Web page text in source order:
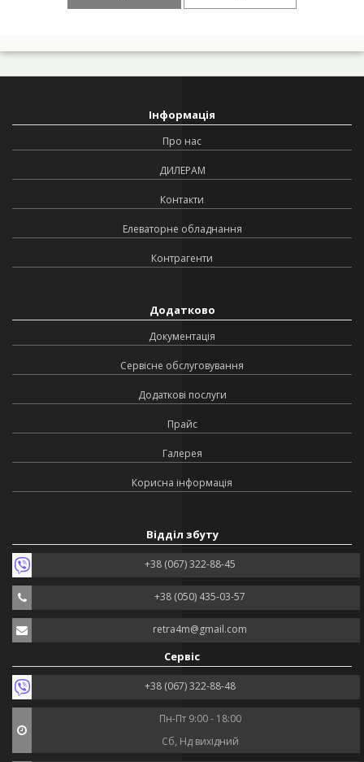
Інформація
Про нас
ДИЛЕРАМ
Контакти
Елеваторне обладнання
Контрагенти
Додатково
Документація
Сервісне обслуговування
Додаткові послуги
Прайс
Галерея
Корисна інформація
Відділ збуту
+38 (067) 322-88-45
+38 (050) 435-03-57
retra4m@gmail.com
Сервіс
+38 (067) 322-88-48
Пн-Пт 9:00 - 18:00
Сб, Нд вихідний